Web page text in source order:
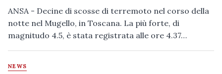
ANSA - Decine di scosse di terremoto nel corso della
notte nel Mugello, in Toscana. La più forte, di
magnitudo 4.5, è stata registrata alle ore 4.37…
NEWS